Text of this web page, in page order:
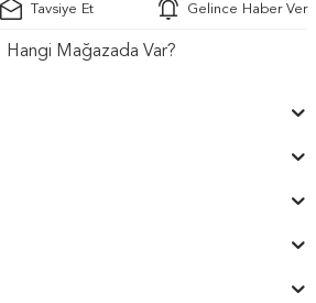
Tavsiye Et Gelince Haber Ver
Hangi Mağazada Var?